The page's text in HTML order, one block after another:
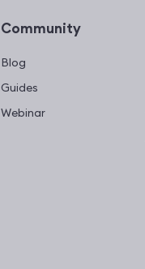
Community
Blog
Guides
Webinar